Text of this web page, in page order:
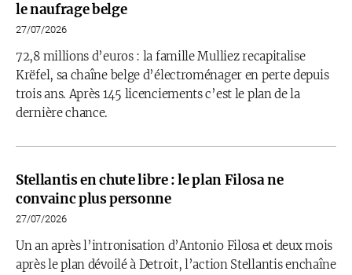
le naufrage belge
27/07/2026
72,8 millions d’euros : la famille Mulliez recapitalise
Krëfel, sa chaîne belge d’électroménager en perte depuis
trois ans. Après 145 licenciements c’est le plan de la
dernière chance.
Stellantis en chute libre : le plan Filosa ne
convainc plus personne
27/07/2026
Un an après l’intronisation d’Antonio Filosa et deux mois
après le plan dévoilé à Detroit, l’action Stellantis enchaîne